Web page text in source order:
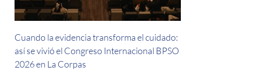
Cuando la evidencia transforma el cuidado:
así se vivió el Congreso Internacional BPSO
2026 en La Corpas